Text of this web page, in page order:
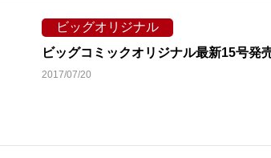
ビッグオリジナル
ビッグコミックオリジナル最新15号発
2017/07/20